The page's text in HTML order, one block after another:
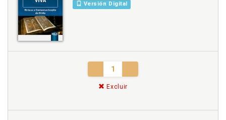
Versión Digital
Excluir